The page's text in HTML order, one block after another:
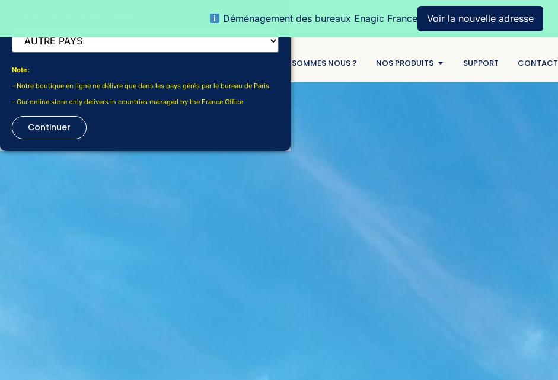
QUI SOMMES NOUS ? NOS PRODUITS SUPPORT CONTACT
Déménagement des bureaux Enagic France Voir la nouvelle adresse
Note:
- Notre boutique en ligne ne délivre que dans les pays gérés par le bureau de Paris.
- Our online store only delivers in countries managed by the France Office
Continuer